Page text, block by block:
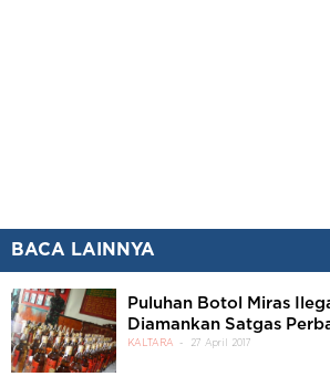
BACA LAINNYA
Puluhan Botol Miras
Diamankan Satgas
KALTARA 27 April 2017